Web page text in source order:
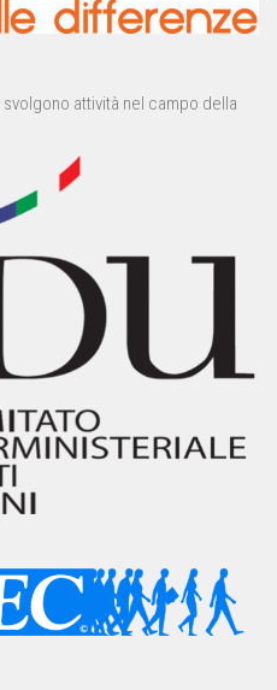
attività nel campo della